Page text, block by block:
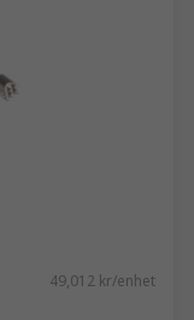
49,012 kr/enhet